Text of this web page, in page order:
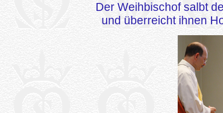
Der Weihbischof salbt
und überreicht ihnen